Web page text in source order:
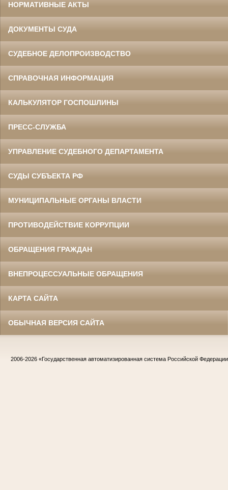
НОРМАТИВНЫЕ АКТЫ
ДОКУМЕНТЫ СУДА
СУДЕБНОЕ ДЕЛОПРОИЗВОДСТВО
СПРАВОЧНАЯ ИНФОРМАЦИЯ
КАЛЬКУЛЯТОР ГОСПОШЛИНЫ
ПРЕСС-СЛУЖБА
УПРАВЛЕНИЕ СУДЕБНОГО ДЕПАРТАМЕНТА
СУДЫ СУБЪЕКТА РФ
МУНИЦИПАЛЬНЫЕ ОРГАНЫ ВЛАСТИ
ПРОТИВОДЕЙСТВИЕ КОРРУПЦИИ
ОБРАЩЕНИЯ ГРАЖДАН
ВНЕПРОЦЕССУАЛЬНЫЕ ОБРАЩЕНИЯ
КАРТА САЙТА
ОБЫЧНАЯ ВЕРСИЯ САЙТА
2006-2026 «Государственная автоматизированная система Российской